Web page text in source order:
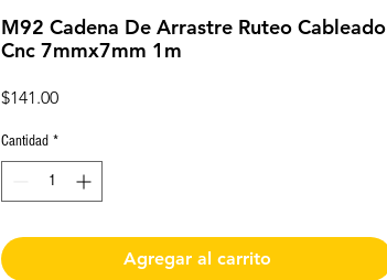
M92 Cadena De Arrastre Ruteo Cableado
Cnc 7mmx7mm 1m
$141.00Precio
Cantidad *
Agregar al carrito